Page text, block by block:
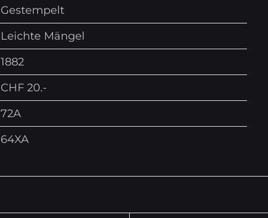
Gestempelt
Leichte Mängel
1882
CHF 20.-
72A
64XA